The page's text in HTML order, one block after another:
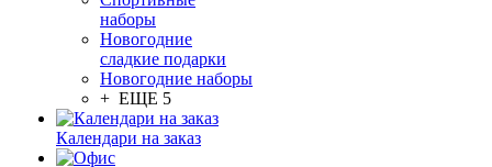
наборы
Новогодние
сладкие подарки
Новогодние наборы
+ ЕЩЕ 5
Календари на заказ